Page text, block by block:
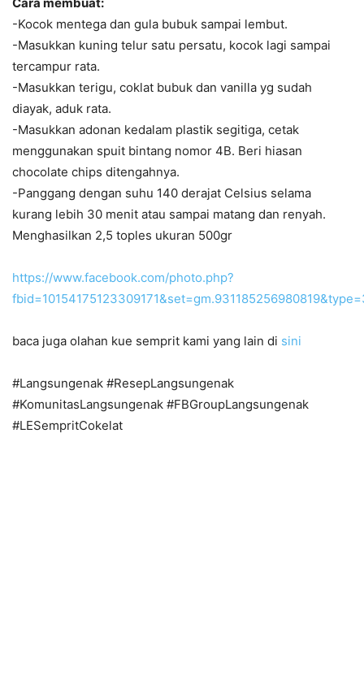
-Kocok mentega dan gula bubuk sampai lembut.
-Masukkan kuning telur satu persatu, kocok lagi sampai
tercampur rata.
-Masukkan terigu, coklat bubuk dan vanilla yg sudah
diayak, aduk rata.
-Masukkan adonan kedalam plastik segitiga, cetak
menggunakan spuit bintang nomor 4B. Beri hiasan
chocolate chips ditengahnya.
-Panggang dengan suhu 140 derajat Celsius selama
kurang lebih 30 menit atau sampai matang dan renyah.
Menghasilkan 2,5 toples ukuran 500gr
https://www.facebook.com/photo.php?
baca juga olahan kue semprit kami yang lain di sini
#Langsungenak #ResepLangsungenak
#KomunitasLangsungenak #FBGroupLangsungenak
#LESempritCokelat